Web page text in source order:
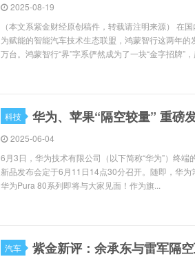
2025-08-19
（本文系紫金财经原创稿件，转载请注明来源） 在
为赋能的智能汽车技术生态联盟，鸿蒙智行这两年
万台。鸿蒙智行“界”字系俨然成为了一块“金字招牌”，
科技 华为、苹果“隔空较量” 重磅
2025-06-04
6月3日，华为技术有限公司（以下简称“华为”）终
新品发布会定于6月11日14点30分召开。随即，华
华为Pura 80系列即将与大家见面！作为旗...
汽车
紫金新评：余承东与雷军隔